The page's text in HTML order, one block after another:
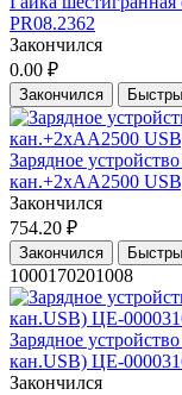
PR08.2362
Закончился
0.00 ₽
Закончился
Зарядное
кан.+2xAA2500
Закончился
754.20 ₽
Закончился
1000170201008
Зарядное
кан.USB) ЦЕ-
Закончился